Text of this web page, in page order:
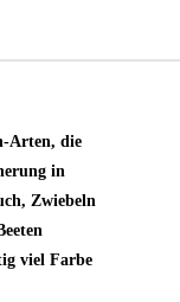
Arten, die
in
Zwiebeln
viel Farbe